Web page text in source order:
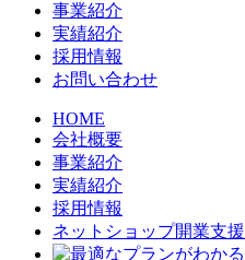
事業紹介
実績紹介
採用情報
お問い合わせ
HOME
会社概要
事業紹介
実績紹介
採用情報
ネットショップ開業支援